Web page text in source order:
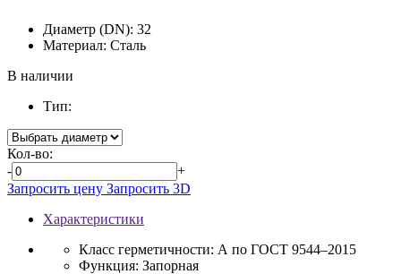
Диаметр (DN): 32
Материал: Сталь
В наличии
Тип:
Кол-во:
-
+
Запросить цену Запросить 3D
Характеристики
Класс герметичности: А по ГОСТ 9544–2015
Функция: Запорная